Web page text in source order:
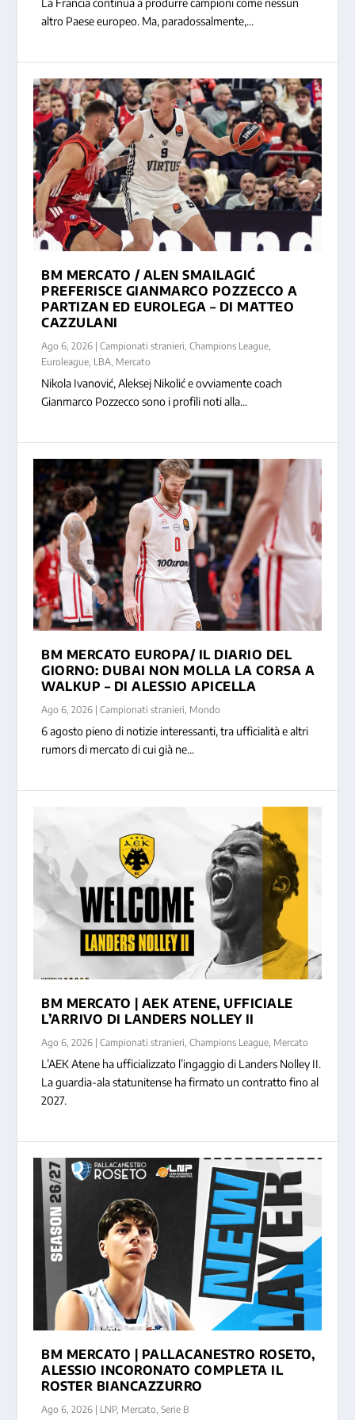
altro Paese europeo. Ma, paradossalmente,...
BM MERCATO / ALEN SMAILAGIĆ
PREFERISCE GIANMARCO POZZECCO A
PARTIZAN ED EUROLEGA – DI MATTEO
CAZZULANI
Ago 6, 2026 |Campionati stranieri ,Champions League
Euroleague LBA Mercato
Nikola Ivanović, Aleksej Nikolić e ovviamente coach
Gianmarco Pozzecco sono i profili noti alla...
BM MERCATO EUROPA/ IL DIARIO DEL
GIORNO: DUBAI NON MOLLA LA CORSA A
WALKUP – DI ALESSIO APICELLA
Ago 6, 2026 |Campionati stranieri, Mondo
6 agosto pieno di notizie interessanti, tra ufficialità e altri
rumors di mercato di cui già ne...
BM MERCATO | AEK ATENE, UFFICIALE
L’ARRIVO DI LANDERS NOLLEY II
Ago 6, 2026 |Campionati stranieri,Champions League, Mercato
L’AEK Atene ha ufficializzato l’ingaggio di Landers Nolley II.
La guardia-ala statunitense ha firmato un contratto fino al
2027.
BM MERCATO | PALLACANESTRO ROSETO,
ALESSIO INCORONATO COMPLETA IL
ROSTER BIANCAZZURRO
Ago 6, 2026 | LNP, Mercato ,Serie B